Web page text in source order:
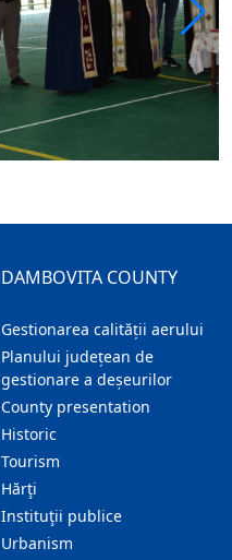
DAMBOVITA COUNTY
Gestionarea calității aerului
Planului județean de
gestionare a deșeurilor
County presentation
Historic
Tourism
Hărţi
Instituţii publice
Urbanism